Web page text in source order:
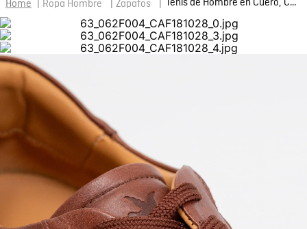
Ropa Hombre Zapatos Tenis de Hombre en Cuero, Caña Baja Horma Básica Estilizada - Cuero Anilina Liso